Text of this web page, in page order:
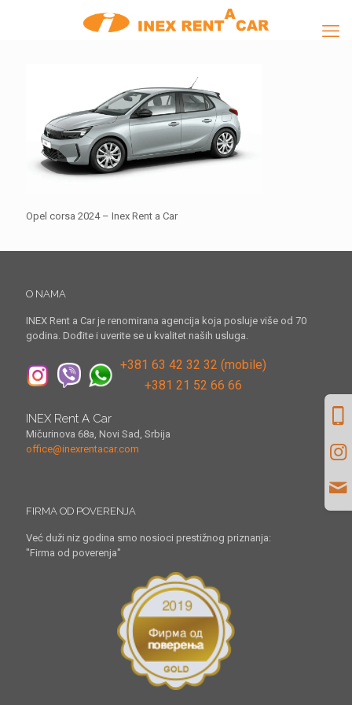
Opel corsa 2024 – Inex Rent a Car
O NAMA
INEX Rent a Car je renomirana agencija koja posluje više od 70
godina. Dođite i uverite se u kvalitet naših usluga.
+381 63 42 32 32 (mobile)
+381 21 52 66 66
INEX Rent A Car
Mičurinova 68a, Novi Sad, Srbija
office@inexrentacar.com
FIRMA OD POVERENJA
Već duži niz godina smo nosioci prestižnog priznanja:
"Firma od poverenja"